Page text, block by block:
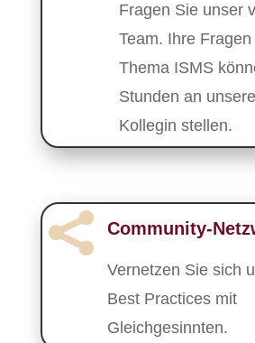
Fragen Sie unser
Team. Ihre
Thema ISMS
Stunden an
Kollegin stellen.
 Community-
Vernetzen Sie sich
Best Practices mit
Gleichgesinnten.